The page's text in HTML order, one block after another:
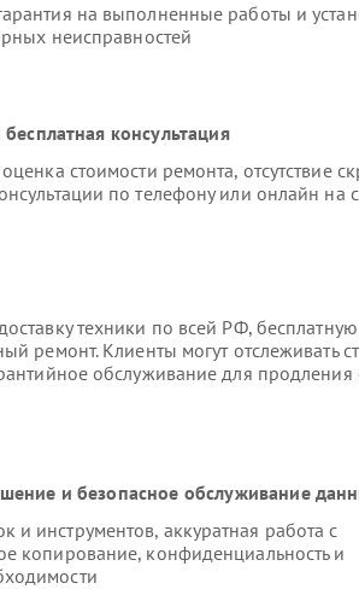
на выполненные работы и
неисправностей
консультация
стоимости ремонта, отсутствие
по телефону или онлайн на
техники по всей РФ, бесплатную
ремонт. Клиенты могут отслеживать
обслуживание для
и безопасное обслуживание
инструментов, аккуратная работа с
копирование, конфиденциальность и